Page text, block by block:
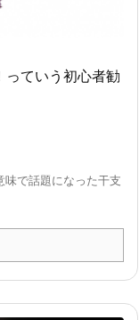
っていう初心者勧
で話題になった干支